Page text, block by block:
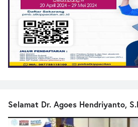
Selamat Dr. Agoes Hendriyanto,